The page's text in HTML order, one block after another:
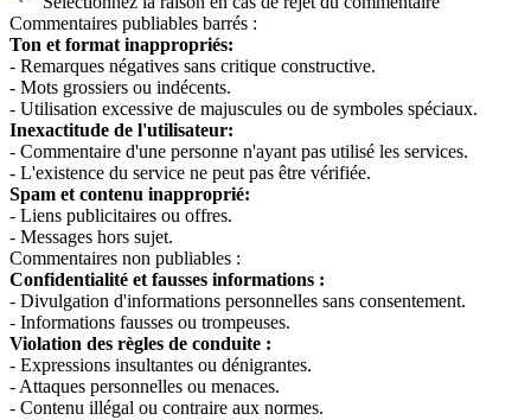
Commentaires publiables barrés :
Ton et format inappropriés:
- Remarques négatives sans critique constructive.
- Mots grossiers ou indécents.
- Utilisation excessive de majuscules ou de symboles spéciaux.
Inexactitude de l'utilisateur:
- Commentaire d'une personne n'ayant pas utilisé les services.
- L'existence du service ne peut pas être vérifiée.
Spam et contenu inapproprié:
- Liens publicitaires ou offres.
- Messages hors sujet.
Commentaires non publiables :
Confidentialité et fausses informations :
- Divulgation d'informations personnelles sans consentement.
- Informations fausses ou trompeuses.
Violation des règles de conduite :
- Expressions insultantes ou dénigrantes.
- Attaques personnelles ou menaces.
- Contenu illégal ou contraire aux normes.